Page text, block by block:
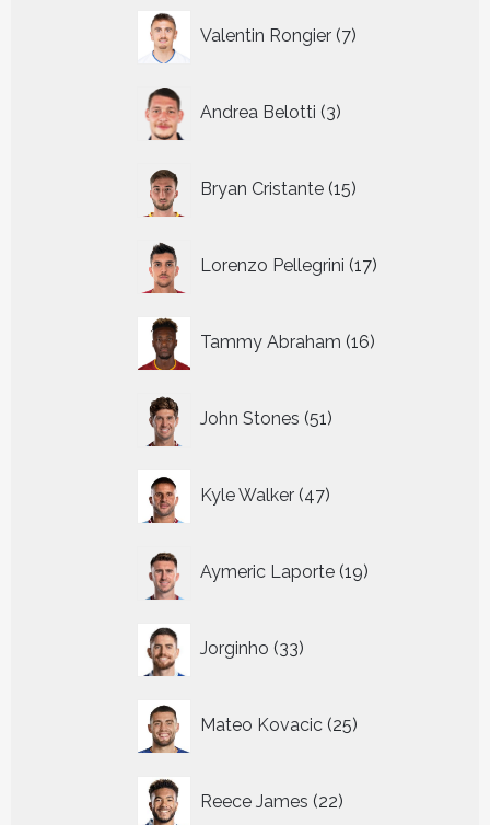
Valentin Rongier 7
producten
Andrea Belotti 3
producten
Bryan Cristante 15
producten
Lorenzo Pellegrini 17
producten
Tammy Abraham 16
producten
John Stones 51
producten
Kyle Walker 47
producten
Aymeric Laporte 19
producten
Jorginho 33
producten
Mateo Kovacic 25
producten
Reece James 22
producten